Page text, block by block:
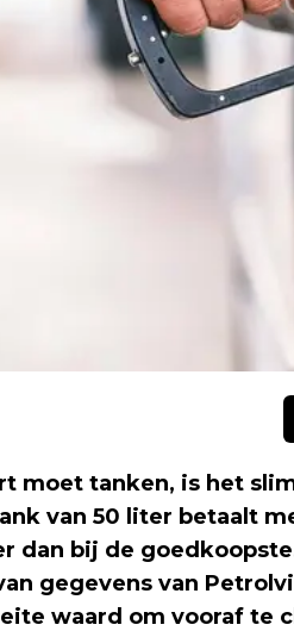
moet tanken, is het
van 50 liter betaalt
dan bij de
gegevens van
waard om vooraf te